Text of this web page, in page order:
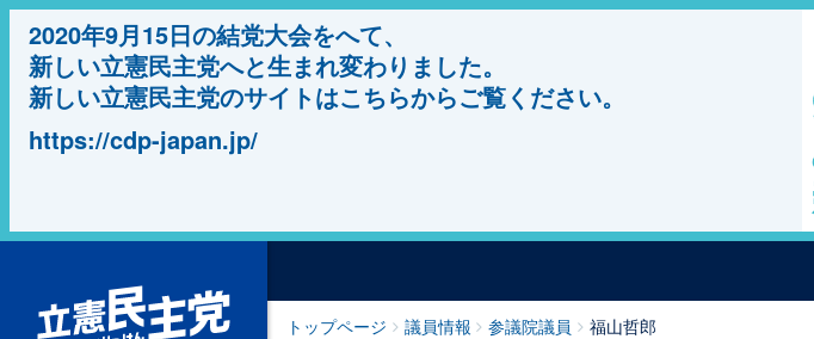
2020年9月15日の結党大会をへて、
新しい立憲民主党へと生まれ変わりました。
新しい立憲民主党のサイトはこちらからご覧ください。
https://cdp-japan.jp/
トップページ 議員情報 参議院議員 福山哲郎